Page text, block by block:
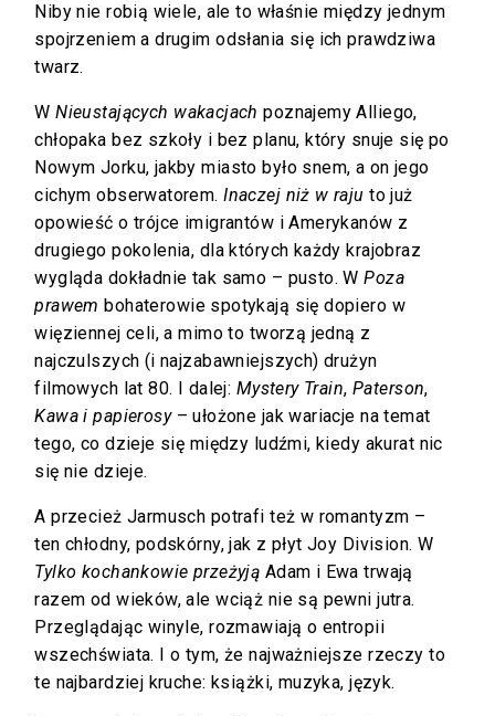
Niby nie robią wiele, ale to właśnie między jednym
spojrzeniem a drugim odsłania się ich prawdziwa
twarz.
WNieustających wakacjach poznajemy Alliego,
chłopaka bez szkoły i bez planu, który snuje się po
Nowym Jorku, jakby miasto było snem, a on jego
cichym obserwatorem.Inaczej niż w raju to już
opowieść o trójce imigrantów i Amerykanów z
drugiego pokolenia, dla których każdy krajobraz
wygląda dokładnie tak samo – pusto. WPoza
prawem bohaterowie spotykają się dopiero w
więziennej celi, a mimo to tworzą jedną z
najczulszych (i najzabawniejszych) drużyn
filmowych lat 80. I dalej: Mystery Train,Paterson,
Kawa i papierosy– ułożone jak wariacje na temat
tego, co dzieje się między ludźmi, kiedy akurat nic
się nie dzieje.
A przecież Jarmusch potrafi też w romantyzm –
ten chłodny, podskórny, jak z płyt Joy Division. W
Tylko kochankowie przeżyją Adam i Ewa trwają
razem od wieków, ale wciąż nie są pewni jutra.
Przeglądając winyle, rozmawiają o entropii
wszechświata. I o tym, że najważniejsze rzeczy to
te najbardziej kruche: książki, muzyka, język.